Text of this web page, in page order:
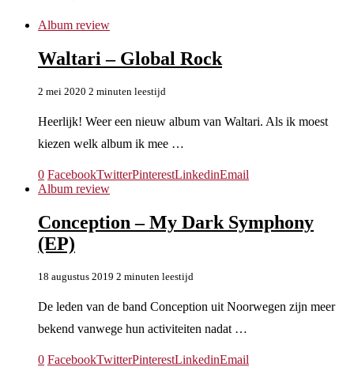
Album review
Waltari – Global Rock
2 mei 2020 2 minuten leestijd
Heerlijk! Weer een nieuw album van Waltari. Als ik moest
kiezen welk album ik mee …
0 FacebookTwitterPinterestLinkedinEmail
Album review
Conception – My Dark Symphony
(EP)
18 augustus 2019 2 minuten leestijd
De leden van de band Conception uit Noorwegen zijn meer
bekend vanwege hun activiteiten nadat …
0 FacebookTwitterPinterestLinkedinEmail